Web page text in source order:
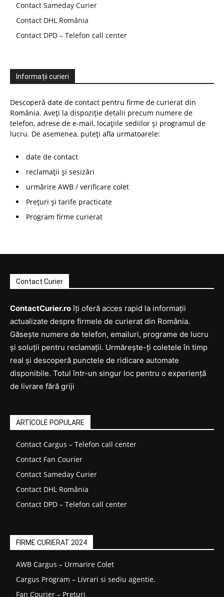
Contact Sameday Curier
Contact DHL România
Contact DPD – Telefon call center
Informații curieri
Descoperă date de contact pentru firme de curierat din
România. Aveți la dispoziție detalii precum numere de
telefon, adrese de e-mail, locațiile sediilor și programul de
lucru. De asemenea, puteți afla urmatoarele:
date de contact
reclamații și sesizări
urmărire AWB / verificare colet
Prețuri și tarife practicate
Program firme curierat
Contact Curier
ContactCurier.roîți oferă acces rapid la informații
actualizate despre firmele de curierat din România.
Găsește numere de telefon, emailuri, programe de lucru
și soluții pentru reclamații. Urmărește-ți coletele în timp
real și descoperă punctele de ridicare automate
disponibile. Totul într-un singur loc pentru o experiență
de livrare fără griji
ARTICOLE POPULARE
Contact Cargus – Telefon call center
Contact Fan Courier
Contact Sameday Curier
Contact DHL România
Contact DPD – Telefon call center
FIRME CURIERAT 2024
AWB Cargus – Urmarire Colet
Cargus Program – Livrari si sediu agentie.
Fan Courier – Prețuri